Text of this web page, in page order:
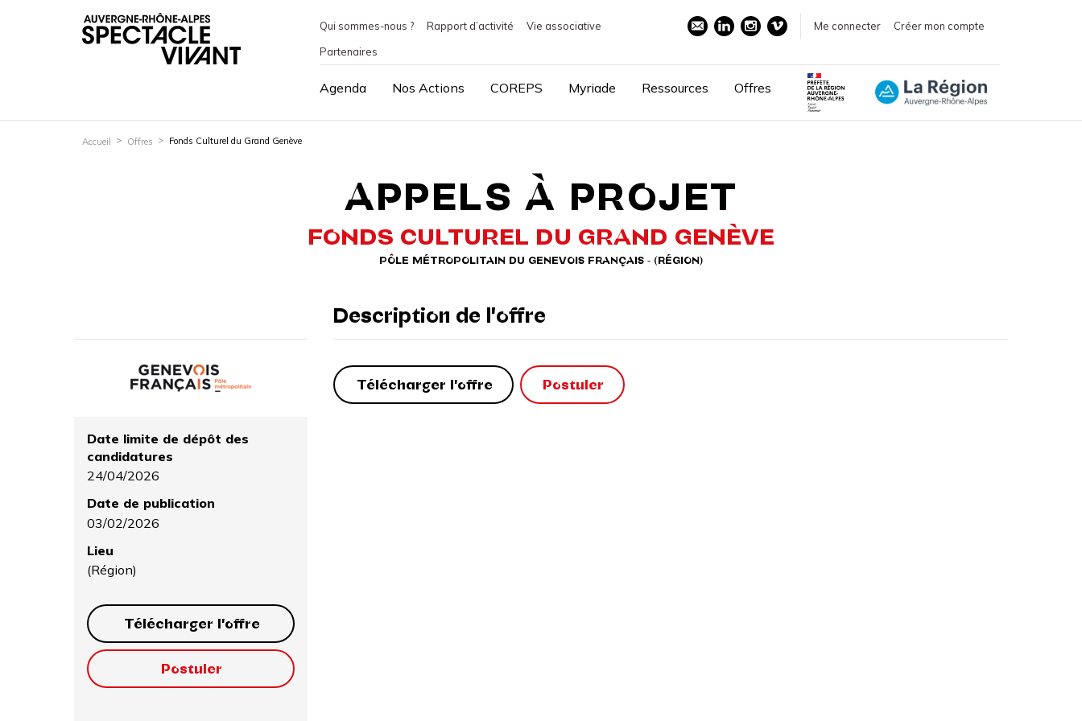
Qui sommes-nous ? Rapport d’activité
Vie associative
Partenaires
Me connecter Créer mon compte
Agenda Nos Actions COREPS Myriade Ressources Offres
Accueil Offres Fonds Culturel du Grand Genève
APPELS À PROJET
FONDS CULTUREL DU GRAND GENÈVE
PÔLE MÉTROPOLITAIN DU GENEVOIS FRANÇAIS - (RÉGION)
Date limite de dépôt des
candidatures
24/04/2026
Date de publication
03/02/2026
Lieu
(Région)
Télécharger l'offre
Postuler
Description de l'offre
Télécharger l'offre Postuler